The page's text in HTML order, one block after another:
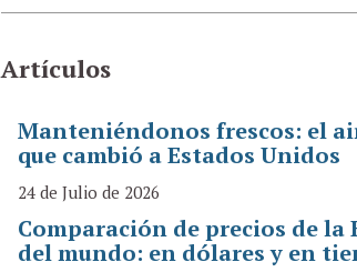
Artículos
Manteniéndonos frescos: el
que cambió a Estados Unidos
24 de Julio de 2026
Comparación de precios de la
del mundo: en dólares y en